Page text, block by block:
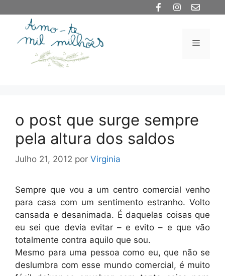
conteúdo
Menu
o post que surge sempre
pela altura dos saldos
Julho 21, 2012 por Virginia
Sempre que vou a um centro comercial venho
para casa com um sentimento estranho. Volto
cansada e desanimada. É daquelas coisas que
eu sei que devia evitar – e evito – e que vão
totalmente contra aquilo que sou.
Mesmo para uma pessoa como eu, que não se
deslumbra com esse mundo comercial, é muito